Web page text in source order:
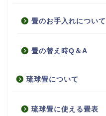
畳のお手入れについて
畳の替え時Q＆A
琉球畳について
琉球畳に使える畳表